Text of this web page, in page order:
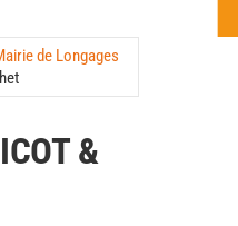
de Longages
&